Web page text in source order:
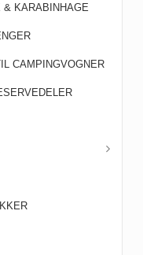
KARABINHAGE
CAMPINGVOGNER